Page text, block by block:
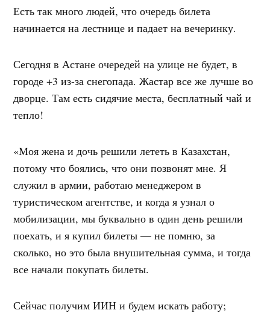
Есть так много людей, что очередь билета
начинается на лестнице и падает на вечеринку.
Сегодня в Астане очередей на улице не будет, в
городе +3 из-за снегопада. Жастар все же лучше во
дворце. Там есть сидячие места, бесплатный чай и
тепло!
«Моя жена и дочь решили лететь в Казахстан,
потому что боялись, что они позвонят мне. Я
служил в армии, работаю менеджером в
туристическом агентстве, и когда я узнал о
мобилизации, мы буквально в один день решили
поехать, и я купил билеты — не помню, за
сколько, но это была внушительная сумма, и тогда
все начали покупать билеты.
Сейчас получим ИИН и будем искать работу;